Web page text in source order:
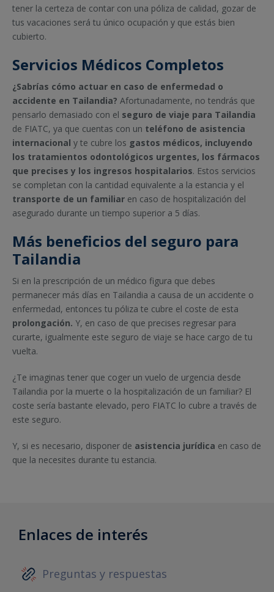
tener la certeza de contar con una póliza de calidad, gozar de
tus vacaciones será tu único ocupación y que estás bien
cubierto.
Servicios Médicos Completos
¿Sabrías cómo actuar en caso de enfermedad o
accidente en Tailandia? Afortunadamente, no tendrás que
pensarlo demasiado con el seguro de viaje para Tailandia
de FIATC, ya que cuentas con un teléfono de asistencia
internacional y te cubre los gastos médicos, incluyendo
los tratamientos odontológicos urgentes, los fármacos
que precises y los ingresos hospitalarios. Estos servicios
se completan con la cantidad equivalente a la estancia y el
transporte de un familiar en caso de hospitalización del
asegurado durante un tiempo superior a 5 días.
Más beneficios del seguro para
Tailandia
Si en la prescripción de un médico figura que debes
permanecer más días en Tailandia a causa de un accidente o
enfermedad, entonces tu póliza te cubre el coste de esta
prolongación. Y, en caso de que precises regresar para
curarte, igualmente este seguro de viaje se hace cargo de tu
vuelta.
¿Te imaginas tener que coger un vuelo de urgencia desde
Tailandia por la muerte o la hospitalización de un familiar? El
coste sería bastante elevado, pero FIATC lo cubre a través de
este seguro.
Y, si es necesario, disponer de asistencia jurídica en caso de
que la necesites durante tu estancia.
Enlaces de interés
Preguntas y respuestas